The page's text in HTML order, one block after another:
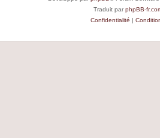
Traduit parphpBB-
Confidentialité |